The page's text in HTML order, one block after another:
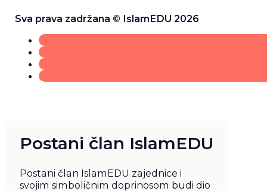
Sva prava zadržana © IslamEDU 2026
Postani član IslamEDU
Postani član IslamEDU zajednice i
svojim simboličnim doprinosom budi dio